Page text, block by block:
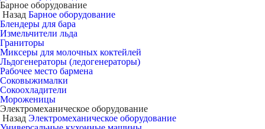
Барное оборудование
Назад Барное оборудование
Блендеры для бара
Измельчители льда
Граниторы
Миксеры для молочных коктейлей
Льдогенераторы (ледогенераторы)
Рабочее место бармена
Соковыжималки
Сокоохладители
Мороженицы
Электромеханическое оборудование
Назад Электромеханическое оборудование